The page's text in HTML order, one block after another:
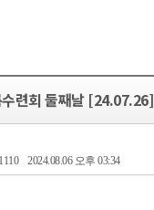
련회 둘째날 [24.07.26]
2024.08.06 오후 03:34